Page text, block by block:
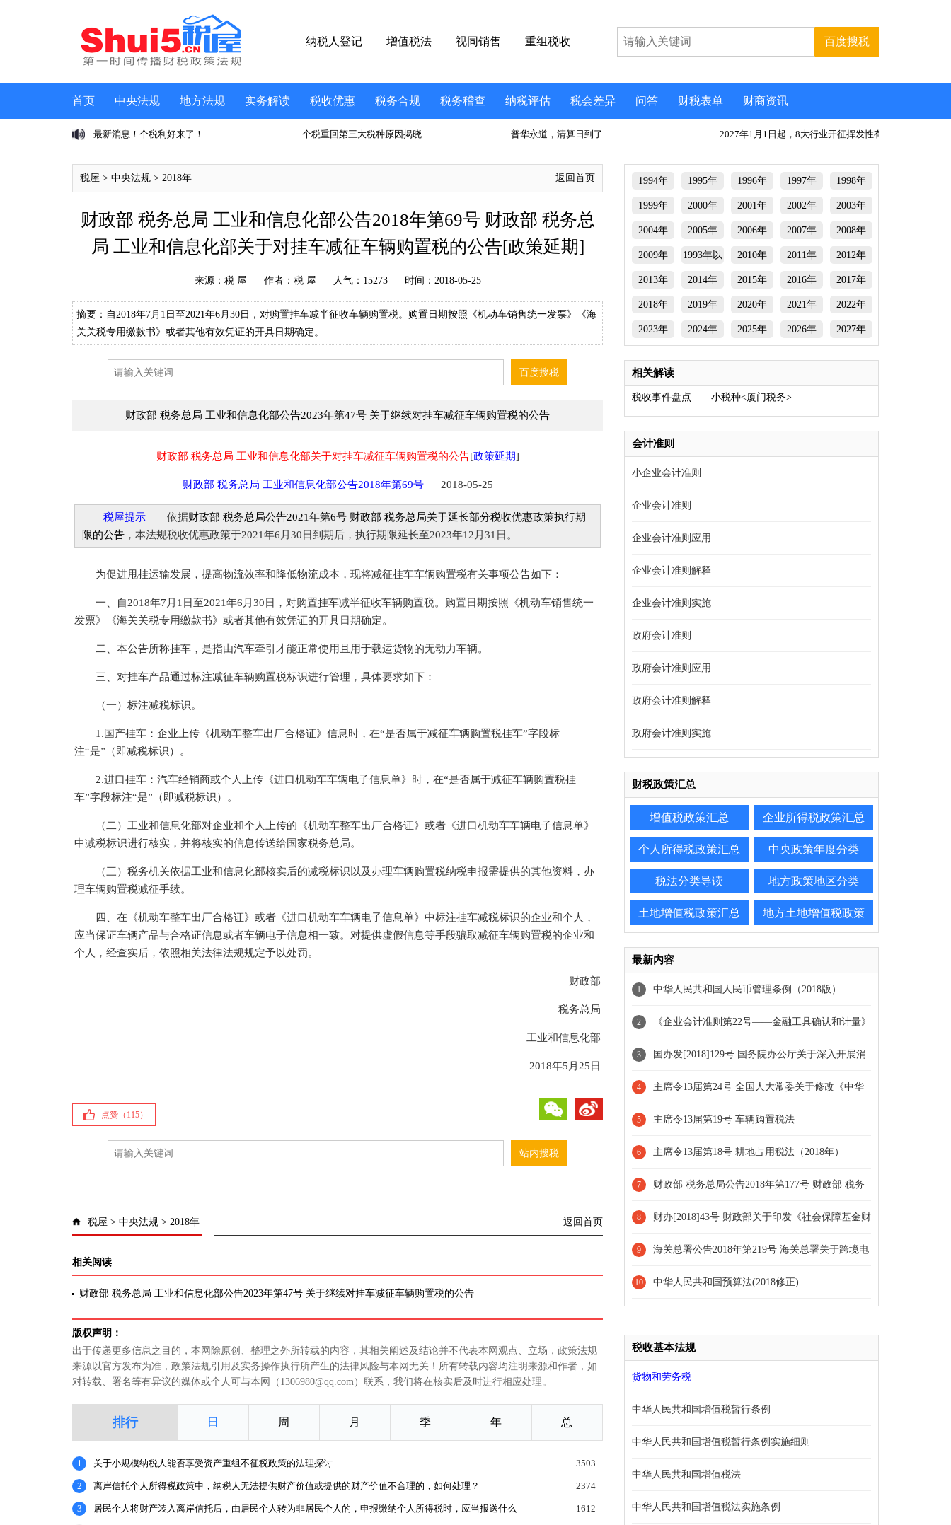
纳税人登记 增值税法 视同销售 重组税收
首页 中央法规 地方法规 实务解读 税收优惠 税务合规 税务稽查 纳税评估 税会差异 问答 财税表单 财商资讯
最新消息！个税利好来了！ 个税重回第三大税种原因揭晓 普华永道，清算日到了 2027年1月1日起，8大行业开征挥发性有机物环
税屋 > 中央法规 > 2018年 返回首页
财政部 税务总局 工业和信息化部公告2018年第69号 财政部 税务总
局 工业和信息化部关于对挂车减征车辆购置税的公告[政策延期]
来源： 税 屋 作者：税 屋 人气： 15273 时间：2018-05-25
摘要：自2018年7月1日至2021年6月30日，对购置挂车减半征收车辆购置税。购置日期按照《机动车销售统一发票》《海
关关税专用缴款书》或者其他有效凭证的开具日期确定。
财政部 税务总局 工业和信息化部公告2023年第47号 关于继续对挂车减征车辆购置税的公告
财政部 税务总局 工业和信息化部关于对挂车减征车辆购置税的公告[政策延期]
财政部 税务总局 工业和信息化部公告2018年第69号 2018-05-25
税屋提示——依据财政部 税务总局公告2021年第6号 财政部 税务总局关于延长部分税收优惠政策执行期
限的公告 ，本法规税收优惠政策于2021年6月30日到期后，执行期限延长至2023年12月31日。
为促进甩挂运输发展，提高物流效率和降低物流成本，现将减征挂车车辆购置税有关事项公告如下：
一、自2018年7月1日至2021年6月30日，对购置挂车减半征收车辆购置税。购置日期按照《机动车销售统一
发票》《海关关税专用缴款书》或者其他有效凭证的开具日期确定。
二、本公告所称挂车，是指由汽车牵引才能正常使用且用于载运货物的无动力车辆。
三、对挂车产品通过标注减征车辆购置税标识进行管理，具体要求如下：
（一）标注减税标识。
1.国产挂车：企业上传《机动车整车出厂合格证》信息时，在“是否属于减征车辆购置税挂车”字段标
注“是”（即减税标识）。
2.进口挂车：汽车经销商或个人上传《进口机动车车辆电子信息单》时，在“是否属于减征车辆购置税挂
车”字段标注“是”（即减税标识）。
（二）工业和信息化部对企业和个人上传的《机动车整车出厂合格证》或者《进口机动车车辆电子信息单》
中减税标识进行核实，并将核实的信息传送给国家税务总局。
（三）税务机关依据工业和信息化部核实后的减税标识以及办理车辆购置税纳税申报需提供的其他资料，办
理车辆购置税减征手续。
四、在《机动车整车出厂合格证》或者《进口机动车车辆电子信息单》中标注挂车减税标识的企业和个人，
应当保证车辆产品与合格证信息或者车辆电子信息相一致。对提供虚假信息等手段骗取减征车辆购置税的企业和
个人，经查实后，依照相关法律法规规定予以处罚。
财政部
税务总局
工业和信息化部
2018年5月25日
点赞（ 115）
税屋 > 中央法规 > 2018年 返回首页
相关阅读
财政部 税务总局 工业和信息化部公告2023年第47号 关于继续对挂车减征车辆购置税的公告
版权声明：
出于传递更多信息之目的，本网除原创、整理之外所转载的内容，其相关阐述及结论并不代表本网观点、立场，政策法规
来源以官方发布为准，政策法规引用及实务操作执行所产生的法律风险与本网无关！所有转载内容均注明来源和作者，如
对转载、署名等有异议的媒体或个人可与本网（1306980@qq.com）联系，我们将在核实后及时进行相应处理。
排行 日 周 月 季 年 总
1 关于小规模纳税人能否享受资产重组不征税政策的法理探讨 3503
2 离岸信托个人所得税政策中，纳税人无法提供财产价值或提供的财产价值不合理的，如何处理？ 2374
3
居民个人将财产装入离岸信托后，由居民个人转为非居民个人的，申报缴纳个人所得税时，应当报送什么
1612
1994年 1995年 1996年 1997年 1998年
1999年 2000年 2001年 2002年 2003年
2004年 2005年 2006年 2007年 2008年
2009年
1993年以
2010年 2011年 2012年
2013年 2014年 2015年 2016年 2017年
2018年 2019年 2020年 2021年 2022年
2023年 2024年 2025年 2026年 2027年
相关解读
税收事件盘点——小税种<厦门税务>
会计准则
小企业会计准则
企业会计准则
企业会计准则应用
企业会计准则解释
企业会计准则实施
政府会计准则
政府会计准则应用
政府会计准则解释
政府会计准则实施
财税政策汇总
增值税政策汇总 企业所得税政策汇总
个人所得税政策汇总 中央政策年度分类
税法分类导读 地方政策地区分类
土地增值税政策汇总 地方土地增值税政策
最新内容
1 中华人民共和国人民币管理条例（2018版）
2 《企业会计准则第22号——金融工具确认和计量》
应用指南（2018年）
3 国办发[2018]129号 国务院办公厅关于深入开展消
费扶贫助力打赢脱贫攻坚战的指导意见
4 主席令13届第24号 全国人大常委关于修改《中华
人民共和国劳动法》等七部法律的决定
5 主席令13届第19号 车辆购置税法
6 主席令13届第18号 耕地占用税法（2018年）
7 财政部 税务总局公告2018年第177号 财政部 税务
总局关于继续有效的个人所得税优惠政策目录的公告
8 财办[2018]43号 财政部关于印发《社会保障基金财
政专户会计核算办法》的通知
9 海关总署公告2018年第219号 海关总署关于跨境电
子商务企业海关注册登记管理有关事宜的公告
10 中华人民共和国预算法(2018修正)
税收基本法规
货物和劳务税
中华人民共和国增值税暂行条例
中华人民共和国增值税暂行条例实施细则
中华人民共和国增值税法
中华人民共和国增值税法实施条例